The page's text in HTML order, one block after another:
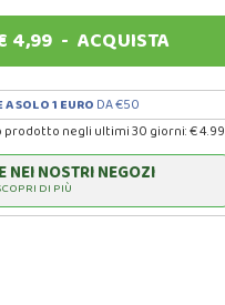
4,99 -ACQUISTA
SOLO 1 EURO DA €50
prodotto negli ultimi 30 giorni: € 4.99
NEI NOSTRI NEGOZI
DI PIÙ